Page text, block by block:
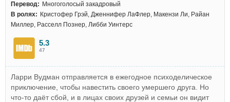
Перевод: Многоголосый закадровый
В ролях: Кристофер Грэй, Дженнифер ЛаФлер, Макензи Ли, Райан
Миллер, Расселл Познер, Либби Уинтерс
5.3
47
Ларри Вудман отправляется в ежегодное психоделическое
приключение, чтобы навестить своего умершего друга. Но
что-то даёт сбой, и в лицах своих друзей и семьи он видит